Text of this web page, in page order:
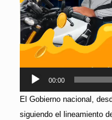
00:00
El Gobierno nacional,
siguiendo el lineamiento